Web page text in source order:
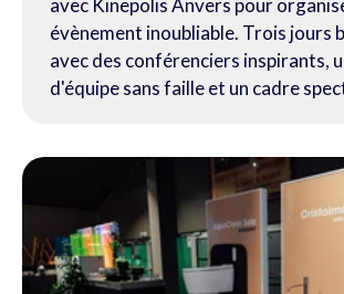
avec Kinepolis Anvers pour
évènement inoubliable. Trois jours
avec des conférenciers inspirants,
d'équipe sans faille et un cadre